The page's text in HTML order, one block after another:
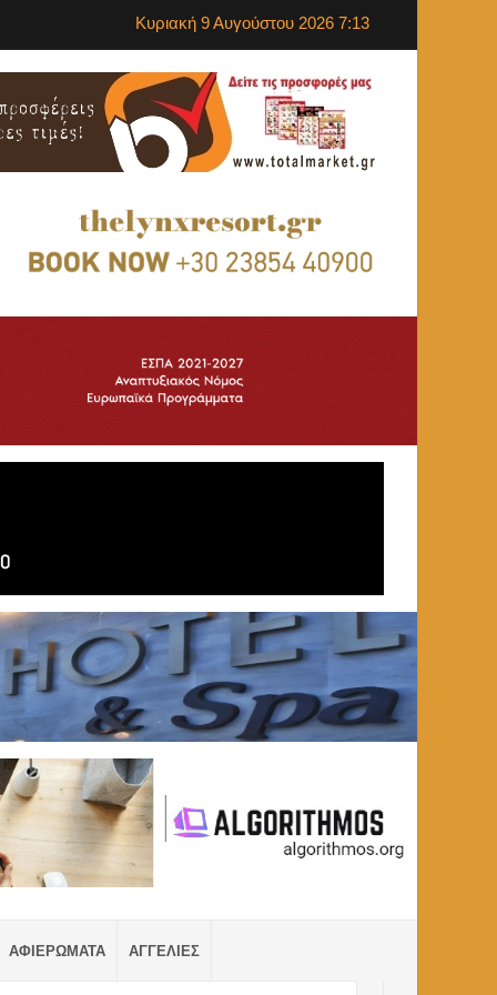
Κυριακή 9 Αυγούστου 2026 7:13
ΑΦΙΕΡΩΜΑΤΑ ΑΓΓΕΛΙΕΣ